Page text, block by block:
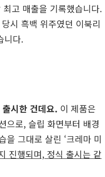
최고 매출을 기록했습니다.
시 흑백 위주였던 이북리
니다.
시한 건데요. 이 제품은
으로, 슬립 화면부터 배경
그대로 살린 ‘크레마 미
진행되며, 정식 출시는 같